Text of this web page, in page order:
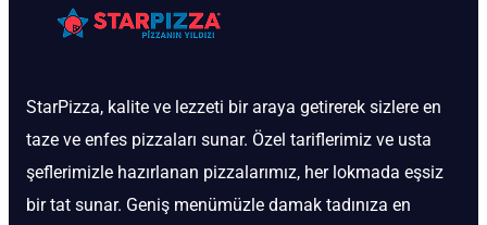
StarPizza, kalite ve lezzeti bir araya getirerek sizlere en
taze ve enfes pizzaları sunar. Özel tariflerimiz ve usta
şeflerimizle hazırlanan pizzalarımız, her lokmada eşsiz
bir tat sunar. Geniş menümüzle damak tadınıza en